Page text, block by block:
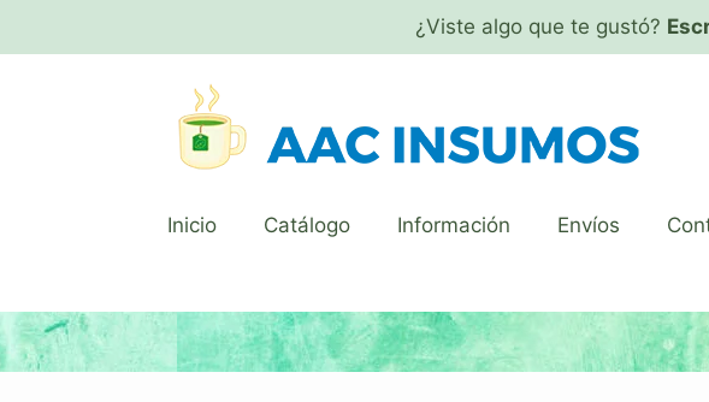
¿Viste algo que te gustó?
Inicio Catálogo Información Envíos